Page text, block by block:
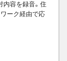
内容を録音。住
ーク経由で応